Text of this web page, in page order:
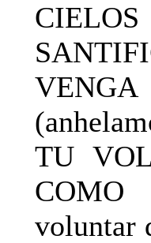
CIELOS
TU
voluntar